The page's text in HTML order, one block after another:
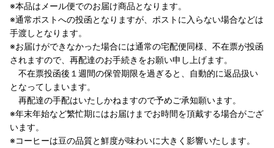
※本品はメール便でのお届け商品となります。
※通常ポストへの投函となりますが、ポストに入らない場合などは
手渡しとなります。
※お届けができなかった場合には通常の宅配便同様、不在票が投函
されますので、再配達のお手続きをお願い申し上げます。
不在票投函後１週間の保管期限を過ぎると、自動的に返品扱い
となってしまいます。
再配達の手配はいたしかねますので予めご承知願います。
※年末年始など繁忙期にはお届けまでお時間を頂戴する場合がござ
います。
※コーヒーは豆の品質と鮮度が味わいに大きく影響いたします。